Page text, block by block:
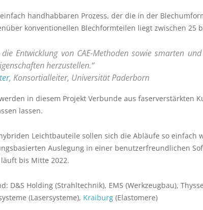
handhabbaren Prozess, der die in der
konventionellen Blechformteilen liegt zwischen 25
Entwicklung von CAE-Methoden sowie smarten
herzustellen.“
, Konsortialleiter, Universität Paderborn
in diesem Projekt Verbunde aus faserverstärkten
lassen.
Leichtbauteile sollen sich die Abläufe so einfach
Auslegung in einer benutzerfreundlichen
bis Mitte 2022.
D&S Holding (Strahltechnik), EMS (Werkzeugbau),
(Lasersysteme), Kraiburg (Elastomere)